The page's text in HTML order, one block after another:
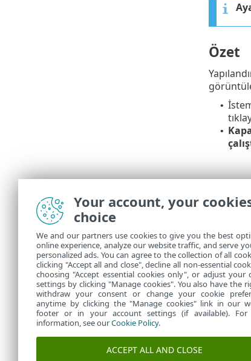
Özet
•
•
Your account, your
choice
We and our partners use cookies to give you the best
online experience, analyze our website traffic, and serve
personalized ads. You can agree to the collection of all
clicking "Accept all and close", decline all non-essential
choosing "Accept essential cookies only", or adjust your
settings by clicking "Manage cookies". You also have the
withdraw your consent or change your cookie
anytime by clicking the "Manage cookies" link in our
footer or in your account settings (if available). For
information, see ourCookie Policy.
ACCEPT ALL AND CLOSE